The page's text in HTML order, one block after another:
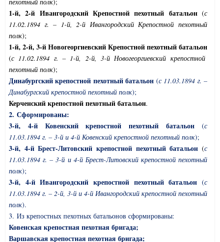
1-й, 2-й Ивангородский Крепостной пехотный батальон(с
11.02.1894 г. – 1-й, 2-й Ивангородский Крепостной пехотный
полк);
1-й, 2-й, 3-й Новогеоргиевский Крепостной пехотный батальон
(с 11.02.1894 г. – 1-й, 2-й, 3-й Новогеоргиевский крепостной
пехотный полк);
Динабургский крепостной пехотный батальон (с 11.03.1894 г. –
Динабургский крепостной пехотный полк);
Керченский крепостной пехотный батальон.
2. Сформированы:
3-й, 4-й Ковенский крепостной пехотный батальон (с
11.03.1894 г. – 3-й и 4-й Ковенский крепостной пехотный полк);
3-й, 4-й Брест-Литовский крепостной пехотный батальон (с
11.03.1894 г. – 3-й и 4-й Брест-Литовский крепостной пехотный
полк);
3-й, 4-й Ивангородский крепостной пехотный батальон (с
11.03.1894 г. – 2-й, 3-й и 4-й Ивангородский крепостной пехотный
полк).
3. Из крепостных пехотных батальонов сформированы:
Ковенская крепостная пехотная бригада;
Варшавская крепостная пехотная бригада;